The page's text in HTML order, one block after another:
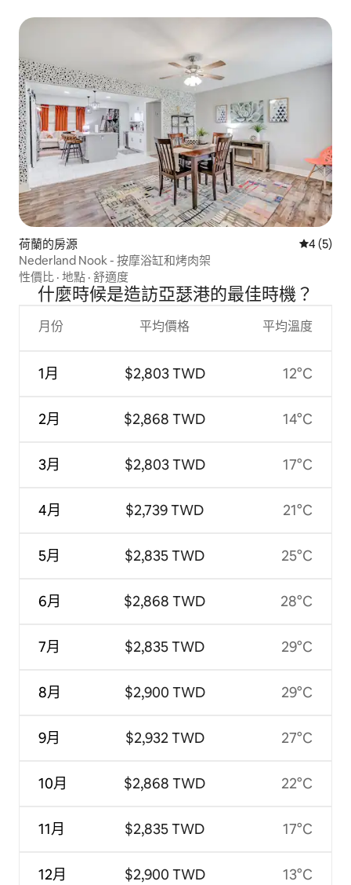
荷蘭的房源 從 5 則評
4 (5)
Nederland Nook - 按摩浴缸和烤肉架
性價比 · 地點 · 舒適度
什麼時候是造訪亞瑟港的最佳時機？
月份
1月
2月
3月
4月
5月
6月
7月
8月
9月
10月
11月
12月
平均價格
$2,803 TWD
$2,868 TWD
$2,803 TWD
$2,739 TWD
$2,835 TWD
$2,868 TWD
$2,835 TWD
$2,900 TWD
$2,932 TWD
$2,868 TWD
$2,835 TWD
$2,900 TWD
平均溫度
12°C
14°C
17°C
21°C
25°C
28°C
29°C
29°C
27°C
22°C
17°C
13°C